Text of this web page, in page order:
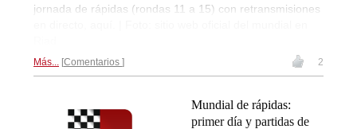
jornada de rápidas (rondas 11 a 15) con retransmisiones
Más... Comentarios 2
Mundial de rápidas:
primer día y partidas de